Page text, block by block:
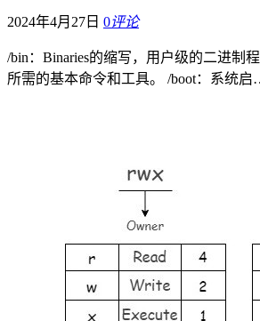
2024年4月27日 0评论
/bin：Binaries的缩写，用户级的二进制
所需的基本命令和工具。 /boot：系统